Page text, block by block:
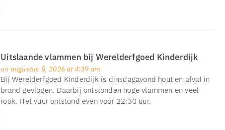
Uitslaande vlammen bij Werelderfgoed Kinderdijk
on augustus 5, 2026 at 4:39 am
Bij Werelderfgoed Kinderdijk is dinsdagavond hout en afval in
brand gevlogen. Daarbij ontstonden hoge vlammen en veel
rook. Het vuur ontstond even voor 22:30 uur.